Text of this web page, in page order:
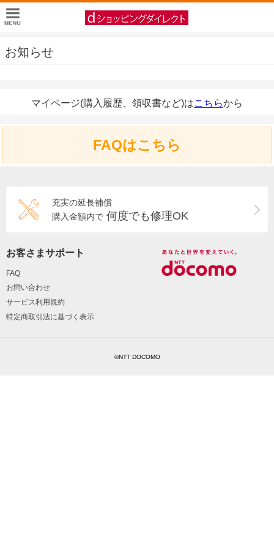
お知らせ
マイページ(購入履歴、領収書など)はこちらから
FAQはこちら
充実の延長補償
購入金額内で 何度でも修理OK
お客さまサポート
FAQ
お問い合わせ
サービス利用規約
特定商取引法に基づく表示
©NTT DOCOMO